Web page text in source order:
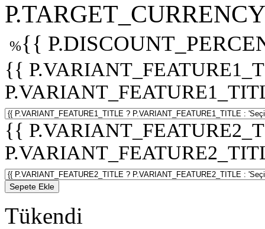
%{{
{{
{{
Sepete Ekle
Tükendi